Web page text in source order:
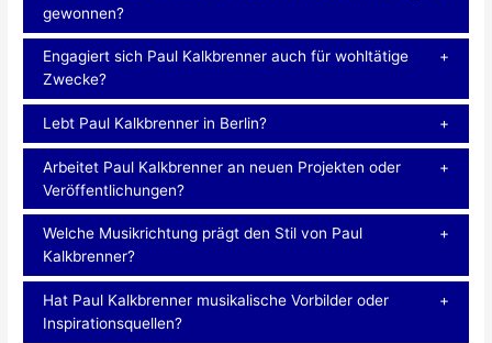
gewonnen?
Engagiert sich Paul Kalkbrenner auch für wohltätige
Zwecke?
Lebt Paul Kalkbrenner in Berlin?
Arbeitet Paul Kalkbrenner an neuen Projekten oder
Veröffentlichungen?
Welche Musikrichtung prägt den Stil von Paul
Kalkbrenner?
Hat Paul Kalkbrenner musikalische Vorbilder oder
Inspirationsquellen?